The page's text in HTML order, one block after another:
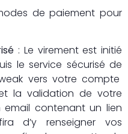
de paiement pour
: Le virement est initié
le service sécurisé de
vers votre compte
la validation de votre
email contenant un lien
d’y renseigner vos